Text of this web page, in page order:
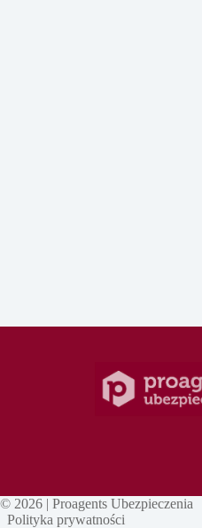
© 2026 | Proagents Ubezpieczenia
Polityka prywatności